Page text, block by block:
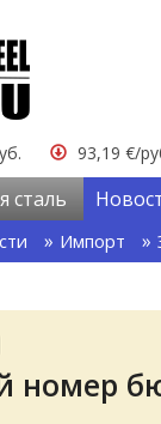
93,19 €/
сталь
Импорт